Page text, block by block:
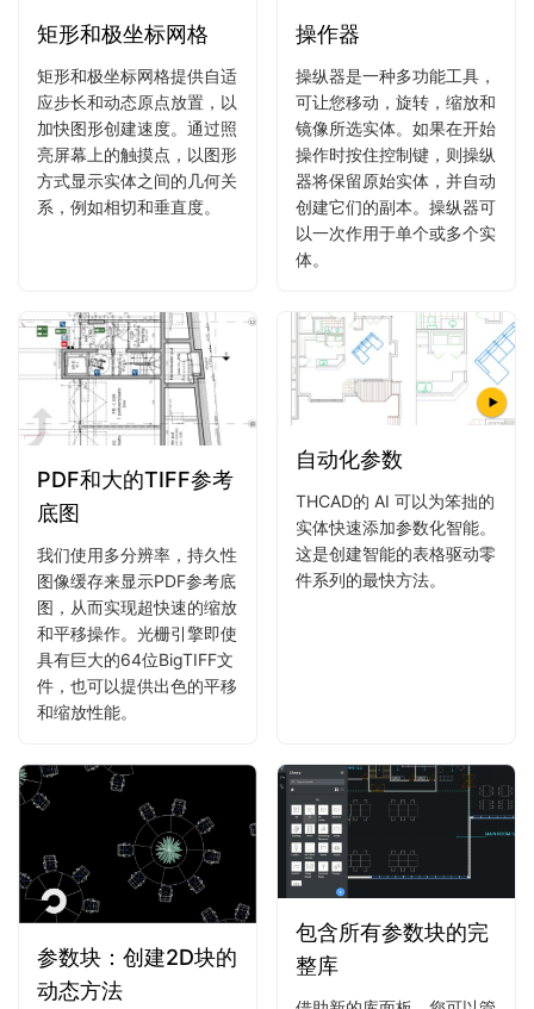
矩形和极坐标网格
矩形和极坐标网格提供自适
应步长和动态原点放置，以
加快图形创建速度。通过照
亮屏幕上的触摸点，以图形
方式显示实体之间的几何关
系，例如相切和垂直度。
操作器
操纵器是一种多功能工具，
可让您移动，旋转，缩放和
镜像所选实体。如果在开始
操作时按住控制键，则操纵
器将保留原始实体，并自动
创建它们的副本。操纵器可
以一次作用于单个或多个实
体。
PDF和大的TIFF参考
底图
我们使用多分辨率，持久性
图像缓存来显示PDF参考底
图，从而实现超快速的缩放
和平移操作。光栅引擎即使
具有巨大的64位BigTIFF文
件，也可以提供出色的平移
和缩放性能。
自动化参数
THCAD的 AI 可以为笨拙的
实体快速添加参数化智能。
这是创建智能的表格驱动零
件系列的最快方法。
参数块：创建2D块的
动态方法
包含所有参数块的完
整库